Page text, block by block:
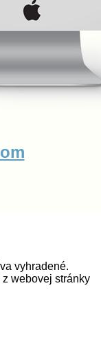
vyhradené.
webovej stránky